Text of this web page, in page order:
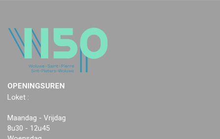
OPENINGSUREN
Loket :
Maandag - Vrijdag
8u30 - 12u45